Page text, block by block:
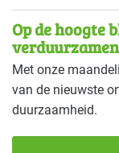
Op de hoogte
Met onze
van de nieuwste
duurzaamheid.